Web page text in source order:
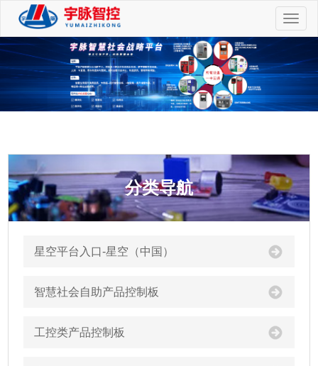
切
换
航
分类导航
星空平台入口-星空（中国）
智慧社会自助产品控制板
工控类产品控制板